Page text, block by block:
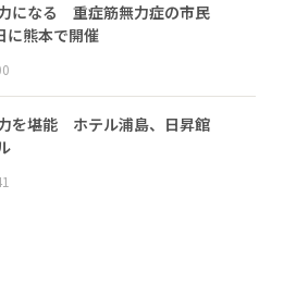
になる 重症筋無力症の市民
に熊本で開催
を堪能 ホテル浦島、日昇館